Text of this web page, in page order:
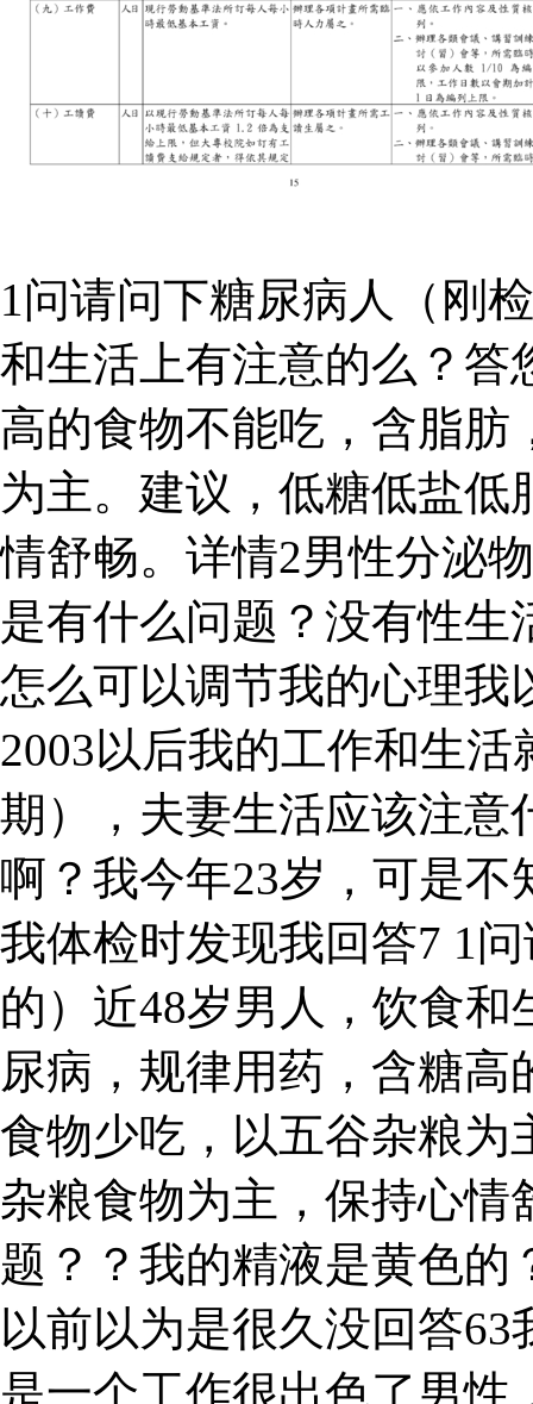
1问请问下糖尿病人（刚
和生活上有注意的么？答
高的食物不能吃，含脂肪
为主。建议，低糖低盐
情舒畅。详情2男性分泌
是有什么问题？没有性生
怎么可以调节我的心理我
2003以后我的工作和生
期），夫妻生活应该注意
啊？我今年23岁，可是
我体检时发现我回答7 1
的）近48岁男人，饮食
尿病，规律用药，含糖
食物少吃，以五谷杂粮为
杂粮食物为主，保持心情
题？？我的精液是黄色
以前以为是很久没回答
是一个工作很出色了男性